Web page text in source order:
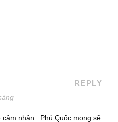
REPLY
nhận . Phú Quốc mong sẽ